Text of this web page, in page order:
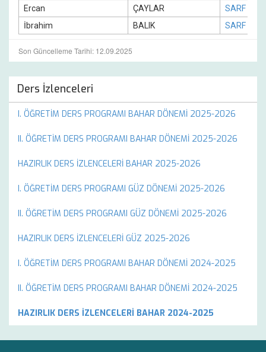
Ercan ÇAYLAR
SARF
İbrahim
BALIK SARF
Son Güncelleme Tarihi: 12.09.2025
Ders İzlenceleri
I. ÖĞRETİM DERS PROGRAMI BAHAR DÖNEMİ 2025-2026
II. ÖĞRETİM DERS PROGRAMI BAHAR DÖNEMİ 2025-2026
HAZIRLIK DERS İZLENCELERİ BAHAR 2025-2026
I. ÖĞRETİM DERS PROGRAMI GÜZ DÖNEMİ 2025-2026
II. ÖĞRETİM DERS PROGRAMI GÜZ DÖNEMİ 2025-2026
HAZIRLIK DERS İZLENCELERİ GÜZ 2025-2026
I. ÖĞRETİM DERS PROGRAMI BAHAR DÖNEMİ 2024-2025
II. ÖĞRETİM DERS PROGRAMI BAHAR DÖNEMİ 2024-2025
HAZIRLIK DERS İZLENCELERİ BAHAR 2024-2025